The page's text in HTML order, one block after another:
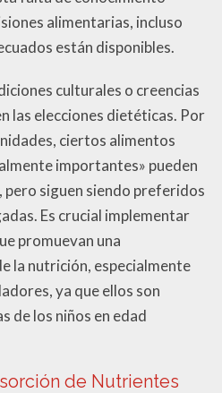
alimentarias, incluso
están disponibles.
culturales o creencias
las elecciones dietéticas. Por
ciertos alimentos
importantes» pueden
siguen siendo preferidos
Es crucial implementar
promuevan una
la nutrición, especialmente
ya que ellos son
de los niños en edad
de Nutrientes